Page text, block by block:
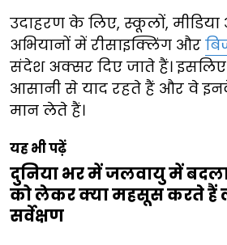
उदाहरण के लिए, स्कूलों,
अभियानों में रीसाइक्लिंग और
संदेश अक्सर दिए जाते हैं।
आसानी से याद रहते हैं और वे
मान लेते हैं।
यह भी पढ़ें
दुनिया भर में जलवायु में
को लेकर क्या महसूस करते हैं
सर्वेक्षण